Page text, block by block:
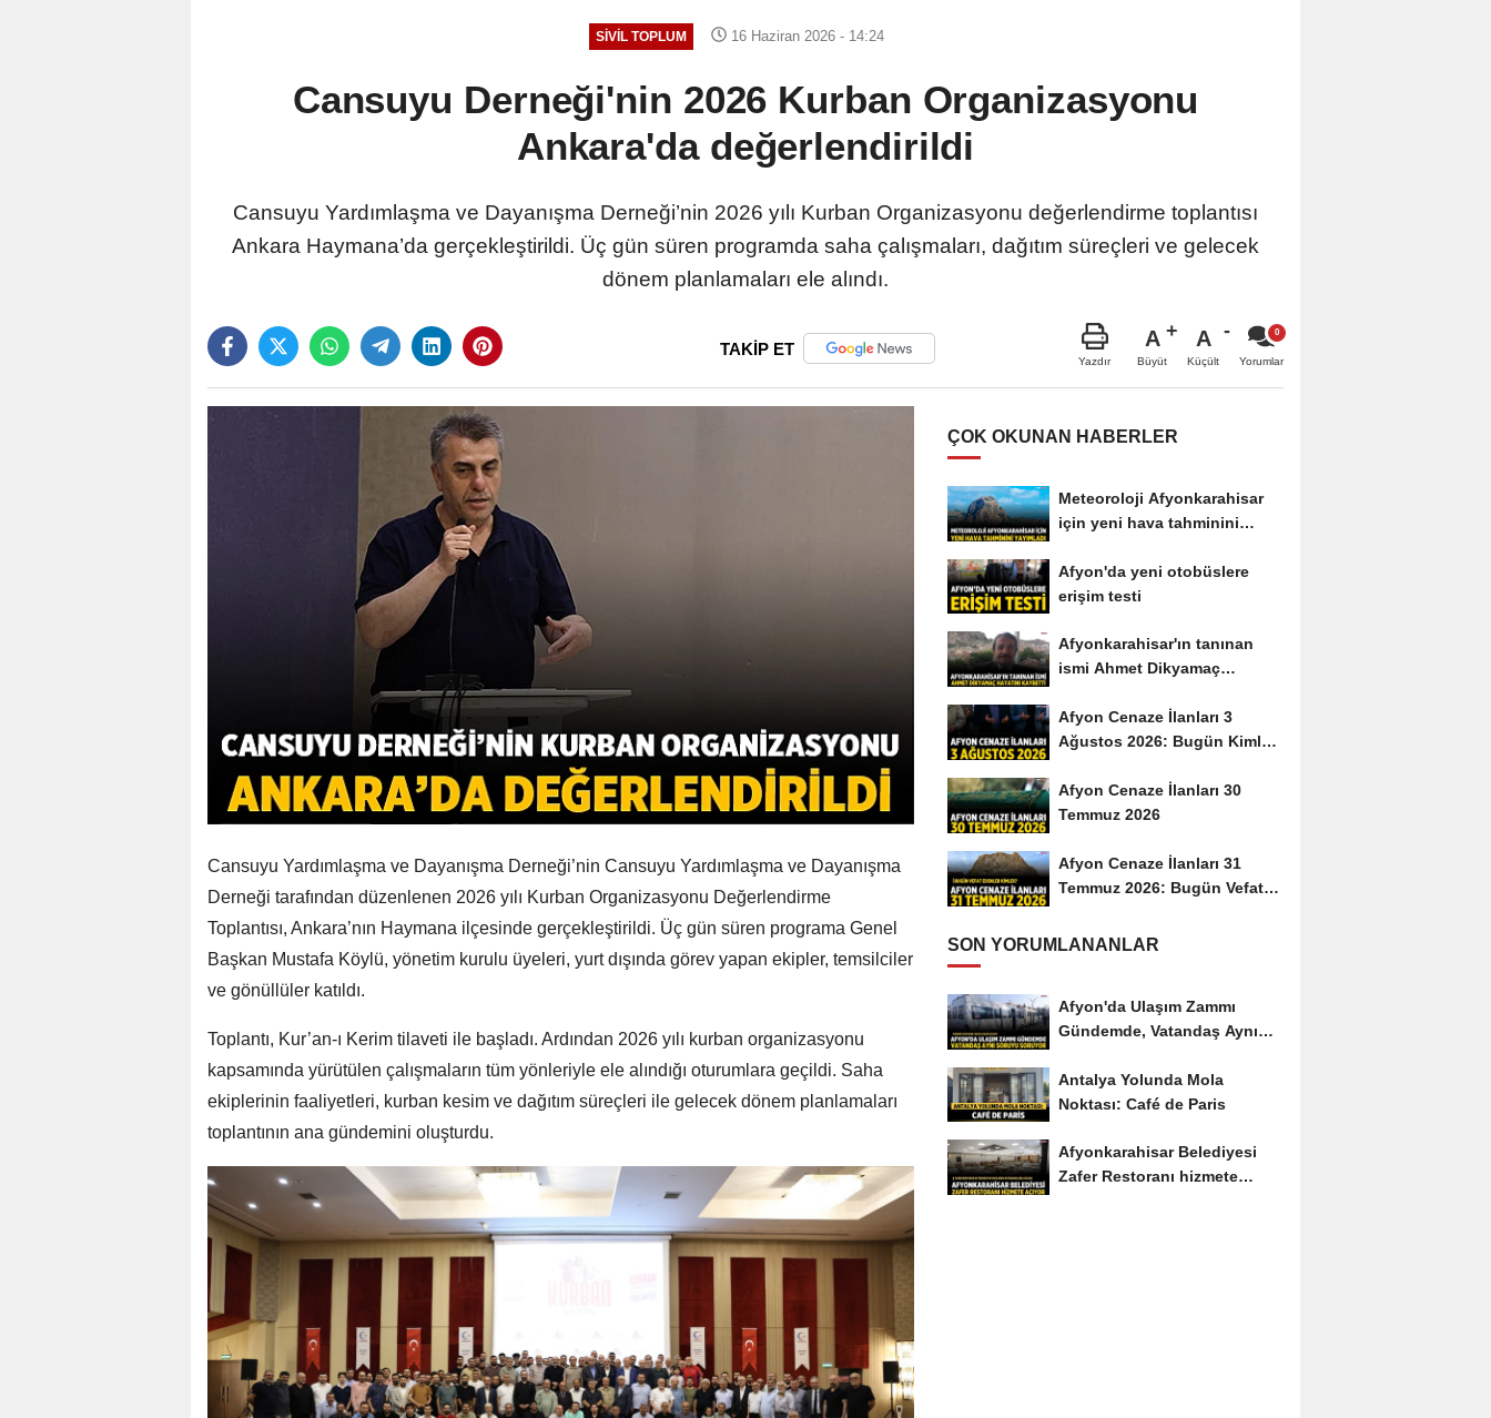
SIVIL TOPLUM 16 Haziran 2026 - 14:24
Cansuyu Derneği'nin 2026 Kurban Organizasyonu
Ankara'da değerlendirildi
Cansuyu Yardımlaşma ve Dayanışma Derneği’nin 2026 yılı Kurban Organizasyonu değerlendirme toplantısı
Ankara Haymana’da gerçekleştirildi. Üç gün süren programda saha çalışmaları, dağıtım süreçleri ve gelecek
dönem planlamaları ele alındı.
TAKİP ET
Yazdır
A
Büyüt
A
Küçült Yorumlar
Cansuyu Yardımlaşma ve Dayanışma Derneği’nin Cansuyu Yardımlaşma ve Dayanışma
Derneği tarafından düzenlenen 2026 yılı Kurban Organizasyonu Değerlendirme
Toplantısı, Ankara’nın Haymana ilçesinde gerçekleştirildi. Üç gün süren programa Genel
Başkan Mustafa Köylü, yönetim kurulu üyeleri, yurt dışında görev yapan ekipler, temsilciler
ve gönüllüler katıldı.
Toplantı, Kur’an-ı Kerim tilaveti ile başladı. Ardından 2026 yılı kurban organizasyonu
kapsamında yürütülen çalışmaların tüm yönleriyle ele alındığı oturumlara geçildi. Saha
ekiplerinin faaliyetleri, kurban kesim ve dağıtım süreçleri ile gelecek dönem planlamaları
toplantının ana gündemini oluşturdu.
ÇOK OKUNAN HABERLER
Meteoroloji Afyonkarahisar
için yeni hava tahminini
Afyon'da yeni otobüslere
erişim testi
Afyonkarahisar'ın tanınan
ismi Ahmet Dikyamaç
Afyon Cenaze İlanları 3
Ağustos 2026: Bugün Kimler
Afyon Cenaze İlanları 30
Temmuz 2026
Afyon Cenaze İlanları 31
Temmuz 2026: Bugün Vefat
SON YORUMLANANLAR
Afyon'da Ulaşım Zammı
Gündemde, Vatandaş Aynı
Antalya Yolunda Mola
Noktası: Café de Paris
Afyonkarahisar Belediyesi
Zafer Restoranı hizmete